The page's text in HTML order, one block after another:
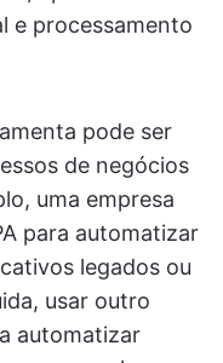
e processamento
pode ser
de negócios
uma empresa
para automatizar
legados ou
usar outro
automatizar